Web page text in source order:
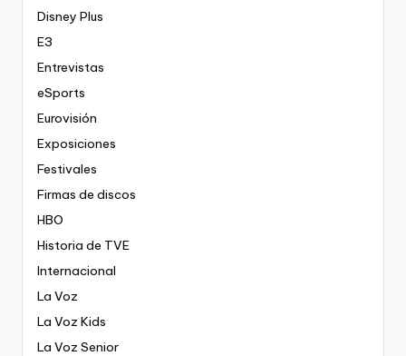
Disney Plus
E3
Entrevistas
eSports
Eurovisión
Exposiciones
Festivales
Firmas de discos
HBO
Historia de TVE
Internacional
La Voz
La Voz Kids
La Voz Senior